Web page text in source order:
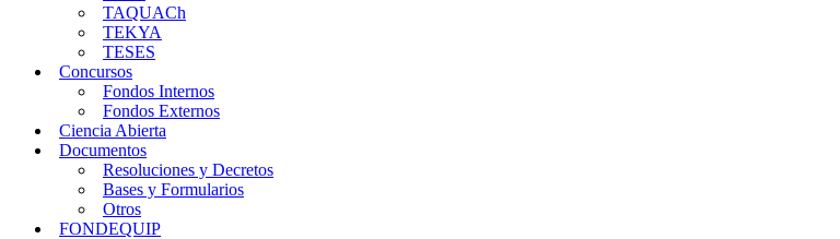
TAQUACh
TEKYA
TESES
Concursos
Fondos Internos
Fondos Externos
Ciencia Abierta
Documentos
Resoluciones y Decretos
Bases y Formularios
Otros
FONDEQUIP